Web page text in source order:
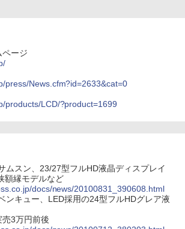
ージ
press/News.cfm?id=2633&cat=0
products/LCD/?product=1699
ムスン、23/27型フルHD液晶ディスプレイ
額縁モデルなど
docs/news/20100831_390608.html
ンキュー、LED採用の24型フルHDグレア液
売3万円前後